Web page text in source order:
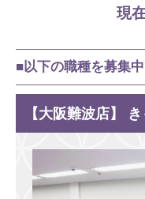
現
■以下の職種を募集
【大阪難波店】